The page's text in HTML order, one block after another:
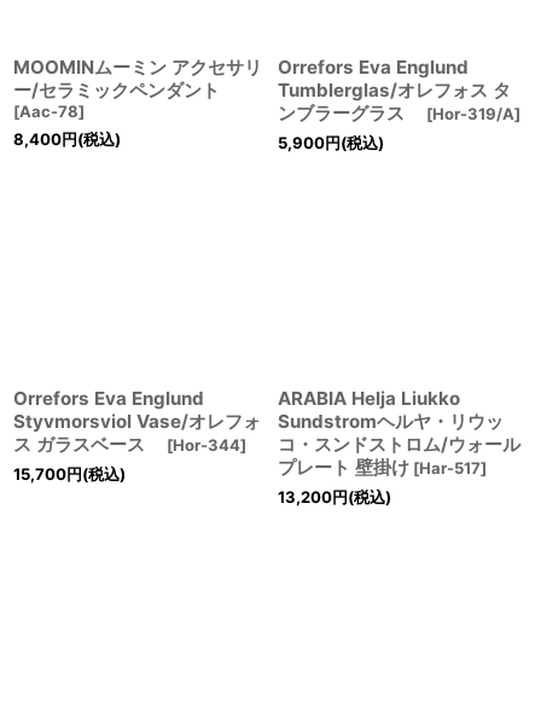
MOOMINムーミン アクセサリ
ー/セラミックペンダント
[Aac-78]
8,400円(税込)
Orrefors Eva Englund
Tumblerglas/オレフォス タ
ンブラーグラス
[Hor-319/A]
5,900円(税込)
Orrefors Eva Englund
Styvmorsviol Vase/オレフォ
ス ガラスベース
[Hor-344]
15,700円(税込)
ARABIA Helja Liukko
Sundstromヘルヤ・リウッ
コ・スンドストロム/ウォール
プレート 壁掛け [Har-517]
13,200円(税込)